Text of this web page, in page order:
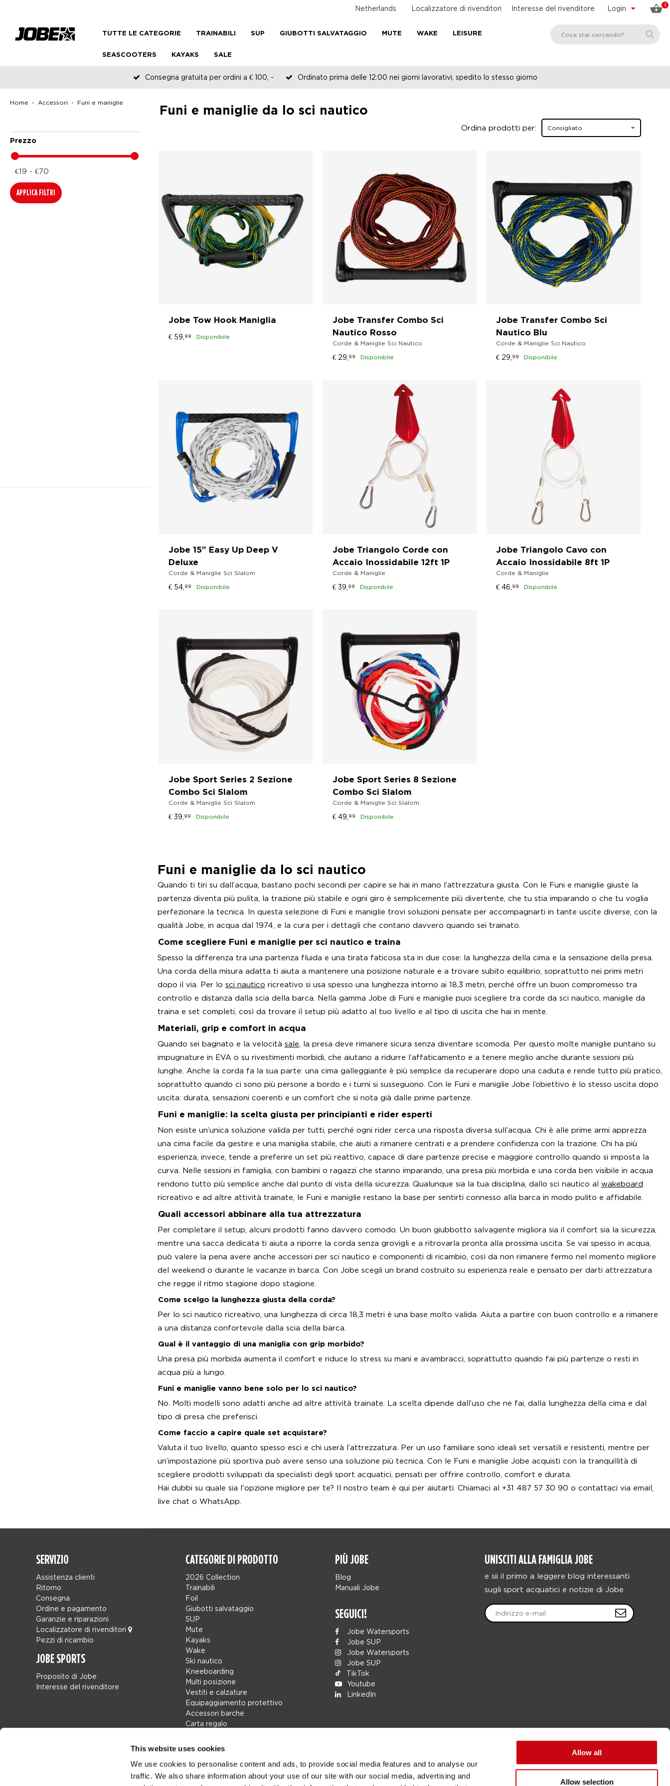
This website uses cookies
We use cookies to personalise content and ads, to provide social media features and to analyse our
traffic. We also share information about your use of our site with our social media, advertising and
Allow all
Allow selection
0
Login
Interesse del rivenditore
Localizzatore di rivenditori
Netherlands
TUTTE LE CATEGORIE TRAINABILI SUP GIUBOTTI SALVATAGGIO MUTE WAKE LEISURE
SEASCOOTERS KAYAKS SALE
Consegna gratuita per ordini a € 100, - Ordinato prima delle 12:00 nei giorni lavorativi, spedito lo stesso giorno
Home Accessori Funi e maniglie
Prezzo
€19 - €70
APPLICA FILTRI
Funi e maniglie da lo sci nautico
Ordina prodotti per:
Jobe Tow Hook Maniglia
€ 59, 99 Disponibile
Jobe Transfer Combo Sci
Nautico Rosso
Corde & Maniglie Sci Nautico
€ 29, 99 Disponibile
Jobe Transfer Combo Sci
Nautico Blu
Corde & Maniglie Sci Nautico
€ 29, 99 Disponibile
Jobe 15" Easy Up Deep V
Deluxe
Corde & Maniglie Sci Slalom
€ 54, 99 Disponibile
Jobe Triangolo Corde con
Accaio Inossidabile 12ft 1P
Corde & Maniglie
€ 39, 99 Disponibile
Jobe Triangolo Cavo con
Accaio Inossidabile 8ft 1P
Corde & Maniglie
€ 46, 99 Disponibile
Jobe Sport Series 2 Sezione
Combo Sci Slalom
Corde & Maniglie Sci Slalom
€ 39, 99 Disponibile
Jobe Sport Series 8 Sezione
Combo Sci Slalom
Corde & Maniglie Sci Slalom
€ 49, 99 Disponibile
Funi e maniglie da lo sci nautico
Quando ti tiri su dall’acqua, bastano pochi secondi per capire se hai in mano l’attrezzatura giusta. Con le Funi e maniglie giuste la
partenza diventa più pulita, la trazione più stabile e ogni giro è semplicemente più divertente, che tu stia imparando o che tu voglia
perfezionare la tecnica. In questa selezione di Funi e maniglie trovi soluzioni pensate per accompagnarti in tante uscite diverse, con la
qualità Jobe, in acqua dal 1974, e la cura per i dettagli che contano davvero quando sei trainato.
Come scegliere Funi e maniglie per sci nautico e traina
Spesso la differenza tra una partenza fluida e una tirata faticosa sta in due cose: la lunghezza della cima e la sensazione della presa.
Una corda della misura adatta ti aiuta a mantenere una posizione naturale e a trovare subito equilibrio, soprattutto nei primi metri
dopo il via. Per lo sci nautico ricreativo si usa spesso una lunghezza intorno ai 18,3 metri, perché offre un buon compromesso tra
controllo e distanza dalla scia della barca. Nella gamma Jobe di Funi e maniglie puoi scegliere tra corde da sci nautico, maniglie da
traina e set completi, così da trovare il setup più adatto al tuo livello e al tipo di uscita che hai in mente.
Materiali, grip e comfort in acqua
Quando sei bagnato e la velocità sale , la presa deve rimanere sicura senza diventare scomoda. Per questo molte maniglie puntano su
impugnature in EVA o su rivestimenti morbidi, che aiutano a ridurre l’affaticamento e a tenere meglio anche durante sessioni più
lunghe. Anche la corda fa la sua parte: una cima galleggiante è più semplice da recuperare dopo una caduta e rende tutto più pratico,
soprattutto quando ci sono più persone a bordo e i turni si susseguono. Con le Funi e maniglie Jobe l’obiettivo è lo stesso uscita dopo
uscita: durata, sensazioni coerenti e un comfort che si nota già dalle prime partenze.
Funi e maniglie: la scelta giusta per principianti e rider esperti
Non esiste un’unica soluzione valida per tutti, perché ogni rider cerca una risposta diversa sull’acqua. Chi è alle prime armi apprezza
una cima facile da gestire e una maniglia stabile, che aiuti a rimanere centrati e a prendere confidenza con la trazione. Chi ha più
esperienza, invece, tende a preferire un set più reattivo, capace di dare partenze precise e maggiore controllo quando si imposta la
curva. Nelle sessioni in famiglia, con bambini o ragazzi che stanno imparando, una presa più morbida e una corda ben visibile in acqua
rendono tutto più semplice anche dal punto di vista della sicurezza. Qualunque sia la tua disciplina, dallo sci nautico al wakeboard
ricreativo e ad altre attività trainate, le Funi e maniglie restano la base per sentirti connesso alla barca in modo pulito e affidabile.
Quali accessori abbinare alla tua attrezzatura
Per completare il setup, alcuni prodotti fanno davvero comodo. Un buon giubbotto salvagente migliora sia il comfort sia la sicurezza,
mentre una sacca dedicata ti aiuta a riporre la corda senza grovigli e a ritrovarla pronta alla prossima uscita. Se vai spesso in acqua,
può valere la pena avere anche accessori per sci nautico e componenti di ricambio, così da non rimanere fermo nel momento migliore
del weekend o durante le vacanze in barca. Con Jobe scegli un brand costruito su esperienza reale e pensato per darti attrezzatura
che regge il ritmo stagione dopo stagione.
Come scelgo la lunghezza giusta della corda?
Per lo sci nautico ricreativo, una lunghezza di circa 18,3 metri è una base molto valida. Aiuta a partire con buon controllo e a rimanere
a una distanza confortevole dalla scia della barca.
Qual è il vantaggio di una maniglia con grip morbido?
Una presa più morbida aumenta il comfort e riduce lo stress su mani e avambracci, soprattutto quando fai più partenze o resti in
acqua più a lungo.
Funi e maniglie vanno bene solo per lo sci nautico?
No. Molti modelli sono adatti anche ad altre attività trainate. La scelta dipende dall’uso che ne fai, dalla lunghezza della cima e dal
tipo di presa che preferisci.
Come faccio a capire quale set acquistare?
Valuta il tuo livello, quanto spesso esci e chi userà l’attrezzatura. Per un uso familiare sono ideali set versatili e resistenti, mentre per
un’impostazione più sportiva può avere senso una soluzione più tecnica. Con le Funi e maniglie Jobe acquisti con la tranquillità di
scegliere prodotti sviluppati da specialisti degli sport acquatici, pensati per offrire controllo, comfort e durata.
Hai dubbi su quale sia l'opzione migliore per te? Il nostro team è qui per aiutarti. Chiamaci al +31 487 57 30 90 o contattaci via email,
live chat o WhatsApp.
SERVIZIO
Assistenza clienti
Ritorno
Consegna
Ordine e pagamento
Garanzie e riparazioni
Localizzatore di rivenditori
Pezzi di ricambio
JOBE SPORTS
Proposito di Jobe
Interesse del rivenditore
CATEGORIE DI PRODOTTO
2026 Collection
Trainabili
Foil
Giubotti salvataggio
SUP
Mute
Kayaks
Wake
Ski nautico
Kneeboarding
Multi posizione
Vestiti e calzature
Equipaggiamento protettivo
Accessori barche
Carta regalo
Collaborations
SALE
PIÙ JOBE
Blog
Manuali Jobe
SEGUICI!
Jobe Watersports
Jobe SUP
Jobe Watersports
Jobe SUP
TikTok
Youtube
LinkedIn
UNISCITI ALLA FAMIGLIA JOBE
e sii il primo a leggere blog interessanti
sugli sport acquatici e notizie di Jobe.